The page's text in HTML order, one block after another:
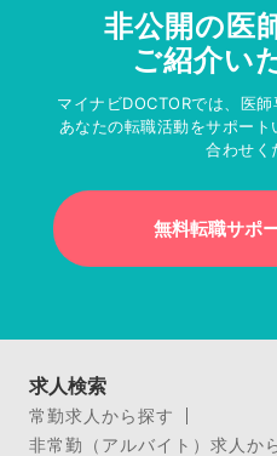
非公開の医
ご紹介い
マイナビDOCTORでは、医
あなたの転職活動をサポー
合わせく
無料転職サポ
求人検索
常勤求人から探す
非常勤（アルバイト）求人か